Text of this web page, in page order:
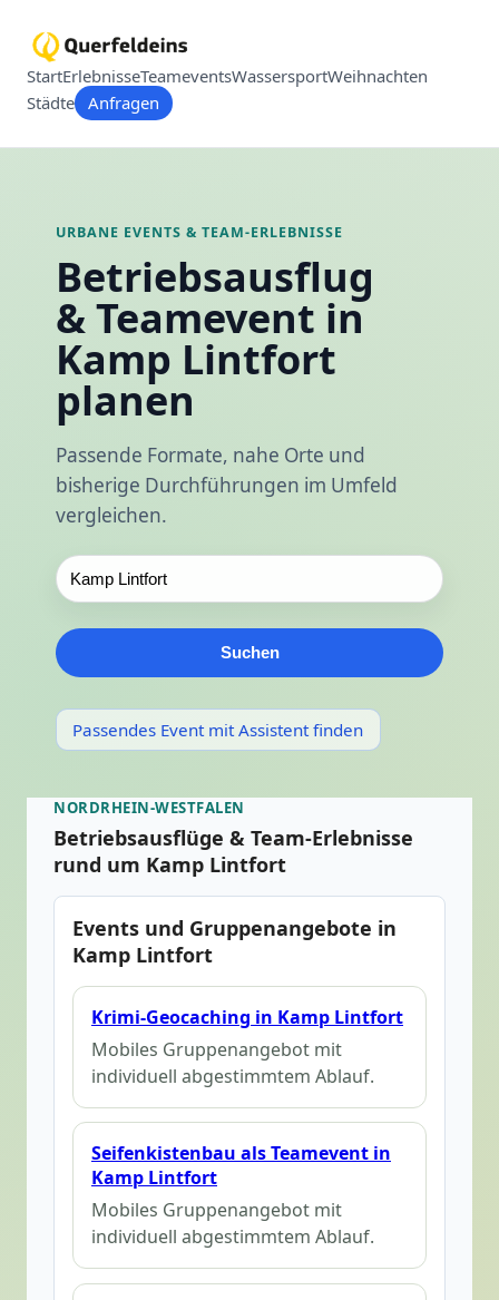
StartErlebnisseTeameventsWassersportWeihnachten
Städte Anfragen
URBANE EVENTS & TEAM-ERLEBNISSE
Betriebsausflug
& Teamevent in
Kamp Lintfort
planen
Passende Formate, nahe Orte und
bisherige Durchführungen im Umfeld
vergleichen.
Suchen
Passendes Event mit Assistent finden
NORDRHEIN-WESTFALEN
Betriebsausflüge & Team-Erlebnisse
rund um Kamp Lintfort
Events und Gruppenangebote in
Kamp Lintfort
Krimi-Geocaching in Kamp Lintfort
Mobiles Gruppenangebot mit
individuell abgestimmtem Ablauf.
Seifenkistenbau als Teamevent in
Kamp Lintfort
Mobiles Gruppenangebot mit
individuell abgestimmtem Ablauf.